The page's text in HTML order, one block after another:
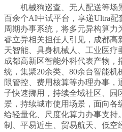
机械狗巡查、无人配送等场
百余个AI中试平台，享递Ultra配
周期办事系统，将多元异构算力
睿立异相关担任人引见，成都高
天智能、具身机械人、工业医疗
成都高新区智能外科代表产物
统，集聚20余类、80余台智能
限管控、费用核算等办理办事
子快速挪用，持续全域社区、园
景，持续城市使用场景，面向各
给轻量化、尺度化算力办事支持
制、平易近生、贸易航天、低空